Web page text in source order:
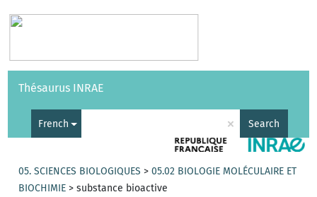
Vocabularies API
Thésaurus INRAE
French × Search
05. SCIENCES BIOLOGIQUES >05.02 BIOLOGIE MOLÉCULAIRE ET
BIOCHIMIE >substance bioactive